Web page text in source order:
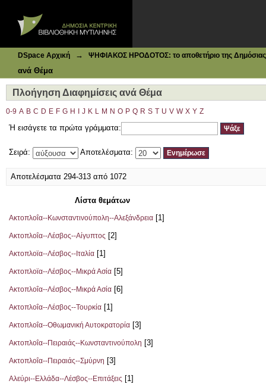
DSpace Αρχική → ΨΗΦΙΑΚΟΣ ΗΡΟΔΟΤΟΣ: το αποθετήριο της Δημόσιας
ανά Θέμα
Πλοήγηση Διαφημίσεις ανά Θέμα
0-9 A B C D E F G H J K L M N O P Q R S T U V W X Y Z
Ή εισάγετε τα πρώτα γράμματα:
Σειρά: Αποτελέσματα:
Αποτελέσματα 294-313 από 1072
Λίστα θεμάτων
Ακτοπλοΐα--Κωνσταντινούπολη--Αλεξάνδρεια [1]
Ακτοπλοΐα--Λέσβος--Αίγυπτος [2]
Ακτοπλοϊα--Λέσβος--Ιταλία [1]
Ακτοπλοϊα--Λέσβος--Μικρά Ασία [5]
Ακτοπλοΐα--Λέσβος--Μικρά Ασία [6]
Ακτοπλοΐα--Λέσβος--Τουρκία [1]
Ακτοπλοΐα--Οθωμανική Αυτοκρατορία [3]
Ακτοπλοΐα--Πειραιάς--Κωνσταντινούπολη [3]
Ακτοπλοΐα--Πειραιάς--Σμύρνη [3]
Αλεύρι--Ελλάδα--Λέσβος--Επιτάξεις [1]